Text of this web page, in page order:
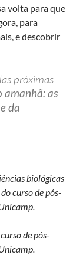
volta para que
para
e descobrir
próximas
amanhã: as
da
iências biológicas
curso de pós-
de pós-